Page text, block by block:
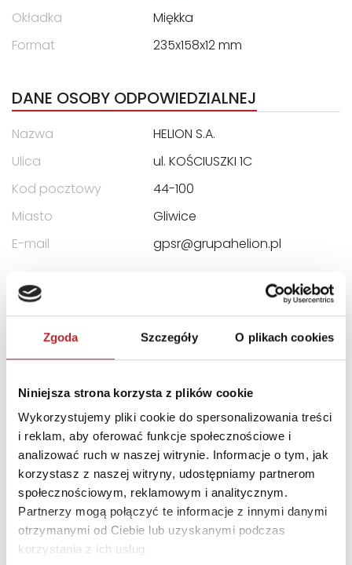
Zgoda Szczegóły O plikach cookies
Niniejsza strona korzysta z plików cookie
Wykorzystujemy pliki cookie do spersonalizowania treści
i reklam, aby oferować funkcje społecznościowe i
analizować ruch w naszej witrynie. Informacje o tym, jak
korzystasz z naszej witryny, udostępniamy partnerom
społecznościowym, reklamowym i analitycznym.
Partnerzy mogą połączyć te informacje z innymi danymi
otrzymanymi od Ciebie lub uzyskanymi podczas
korzystania z ich usług.
Okładka
Miękka
Format
235x158x12 mm
DANE OSOBY ODPOWIEDZIALNEJ
Nazwa
HELION S.A.
Ulica
ul. KOŚCIUSZKI 1C
Kod pocztowy
44-100
Miasto
Gliwice
E-mail
gpsr@grupahelion.pl
INNI KLIENCI KUPOWALI
Brak danych